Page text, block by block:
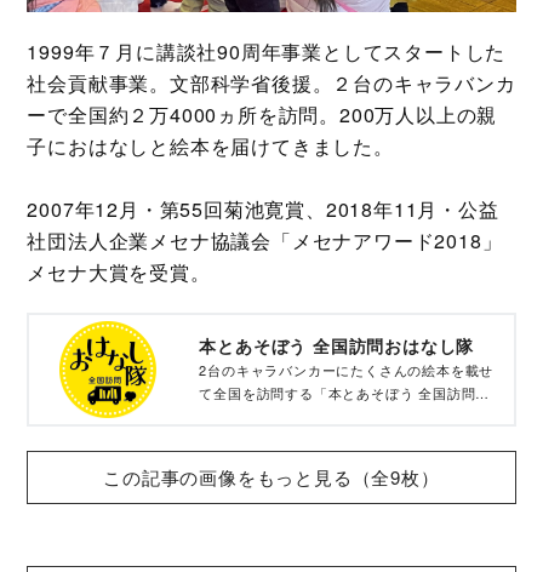
1999年７月に講談社90周年事業としてスタートした
社会貢献事業。文部科学省後援。２台のキャラバンカ
ーで全国約２万4000ヵ所を訪問。200万人以上の親
子におはなしと絵本を届けてきました。
2007年12月・第55回菊池寛賞、2018年11月・公益
社団法人企業メセナ協議会「メセナアワード2018」
メセナ大賞を受賞。
本とあそぼう 全国訪問おはなし隊
2台のキャラバンカーにたくさんの絵本を載せ
て全国を訪問する「本とあそぼう 全国訪問お
この記事の画像をもっと見る（全9枚）